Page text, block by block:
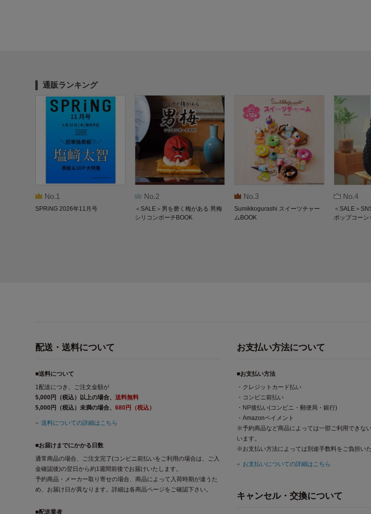
通販ランキング
No.1
SPRiNG 2026年11月号
No.2
＜SALE＞男を磨く梅がある 男梅
シリコンポーチBOOK
No.3
Sumikkogurashi スイーツチャー
ムBOOK
No.4
＜SALE＞
ポップコーン
配送・送料について
■送料について
1配送につき、ご注文金額が
5,000円（税込）以上の場合、 送料無料
5,000円（税込）未満の場合、 680円（税込）
送料についての詳細はこちら
■お届けまでにかかる日数
通常商品の場合、ご注文完了(コンビニ前払いをご利用の場合は、ご入
金確認後)の翌日から約1週間前後でお届けいたします。
予約商品・メーカー取り寄せの場合、商品によって入荷時期が違うた
め、お届け日が異なります。詳細は各商品ページをご確認下さい。
■配送業者
お支払い方法について
■お支払い方法
・クレジットカード払い
・コンビニ前払い
・NP後払い(コンビニ・郵便局・銀行)
・Amazonペイメント
※予約商品など商品によっては一部ご利用できな
います。
※お支払い方法によっては別途手数料をご負担いた
お支払いについての詳細はこちら
キャンセル・交換について